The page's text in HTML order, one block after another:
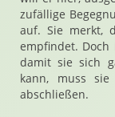
zufällige
auf. Sie merkt,
empfindet.
damit sie sich
kann, muss
abschließen.